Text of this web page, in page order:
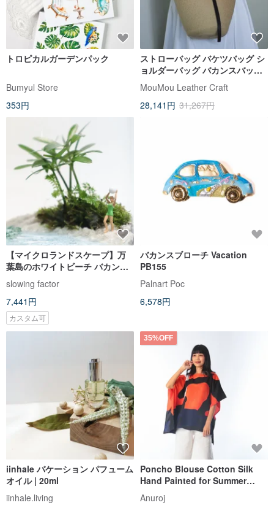
トロピカルガーデンパック
Bumyul Store
353円
ストローバッグ バケツバッグ シ
ョルダーバッグ バカンスバッグ
サマーバッグ
MouMou Leather Craft
28,141円 31,267円
【マイクロランドスケープ】万
葉島のホワイトビーチ バカンス/
ビーチスタイル/観葉植物/誕生日
プレゼント
slowing factor
7,441円
カスタム可
バカンスブローチ Vacation
PB155
Palnart Poc
6,578円
iinhale バケーション パフューム
オイル | 20ml
iinhale.living
35%OFF
Poncho Blouse Cotton Silk
Hand Painted for Summer
resort vacation
Anuroj